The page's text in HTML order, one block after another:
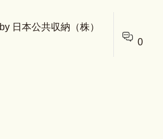
by 日本公共収納（株）
0